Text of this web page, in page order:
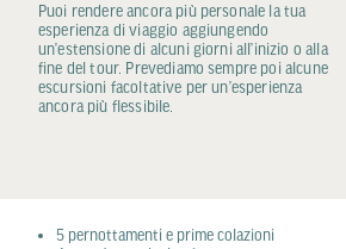
Puoi rendere ancora più personale la tua
esperienza di viaggio aggiungendo
un’estensione di alcuni giorni all’inizio o alla
fine del tour. Prevediamo sempre poi alcune
escursioni facoltative per un’esperienza
ancora più flessibile.
5 pernottamenti e prime colazioni